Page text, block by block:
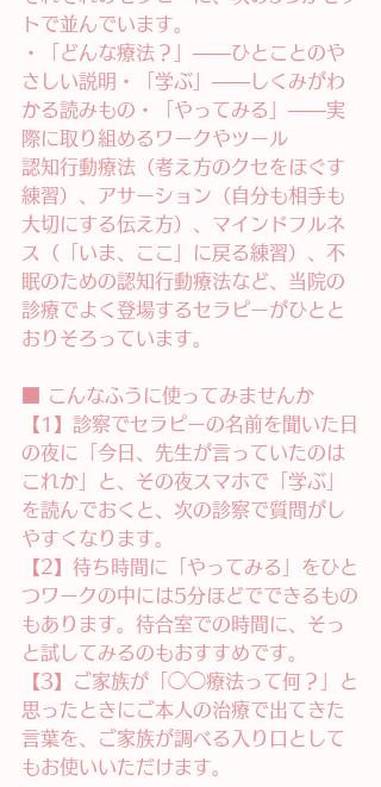
トで並んでいます。
・「どんな療法？」——ひとことのや
さしい説明・「学ぶ」——しくみがわ
かる読みもの・「やってみる」——実
際に取り組めるワークやツール
認知行動療法（考え方のクセをほぐす
練習）、アサーション（自分も相手も
大切にする伝え方）、マインドフルネ
ス（「いま、ここ」に戻る練習）、不
眠のための認知行動療法など、当院の
診療でよく登場するセラピーがひとと
おりそろっています。
■ こんなふうに使ってみませんか
【1】診察でセラピーの名前を聞いた日
の夜に「今日、先生が言っていたのは
これか」と、その夜スマホで「学ぶ」
を読んでおくと、次の診察で質問がし
やすくなります。
【2】待ち時間に「やってみる」をひと
つワークの中には5分ほどでできるもの
もあります。待合室での時間に、そっ
と試してみるのもおすすめです。
【3】ご家族が「◯◯療法って何？」と
思ったときにご本人の治療で出てきた
言葉を、ご家族が調べる入り口として
もお使いいただけます。